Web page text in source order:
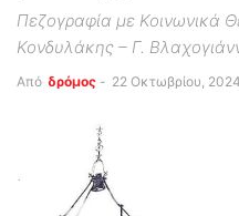
Πεζογραφία με Κοινωνικά
Κονδυλάκης – Γ.
Από δρόμος - 22 Οκτωβρίου, 2024